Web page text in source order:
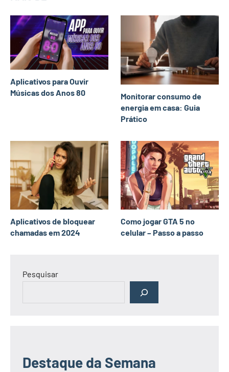
Aplicativos para Ouvir
Músicas dos Anos 80
Monitorar consumo de
energia em casa: Guia
Prático
Aplicativos de bloquear
chamadas em 2024
Como jogar GTA 5 no
celular – Passo a passo
Pesquisar
Destaque da Semana